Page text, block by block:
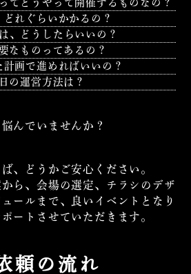
てどうやって開催するものなの？
どれぐらいかかるの？
、どうしたらいいの？
なものってあるの？
計画で進めればいいの？
の運営方法は？
んでいませんか？
、どうかご安心ください。
ら、会場の選定、チラシのデザ
ールまで、良いイベントとなり
ートさせていただきます。
頼の流れ